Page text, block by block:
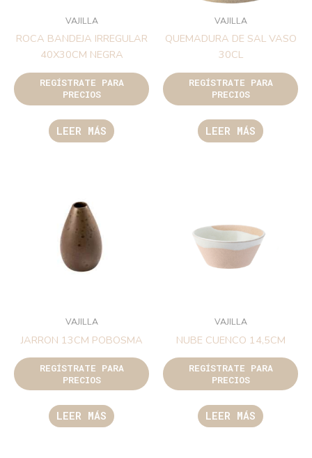
VAJILLA
ROCA BANDEJA IRREGULAR
40X30CM NEGRA
REGÍSTRATE PARA
PRECIOS
LEER MÁS
VAJILLA
QUEMADURA DE SAL VASO
30CL
REGÍSTRATE PARA
PRECIOS
LEER MÁS
VAJILLA
JARRON 13CM POBOSMA
REGÍSTRATE PARA
PRECIOS
LEER MÁS
VAJILLA
NUBE CUENCO 14,5CM
REGÍSTRATE PARA
PRECIOS
LEER MÁS